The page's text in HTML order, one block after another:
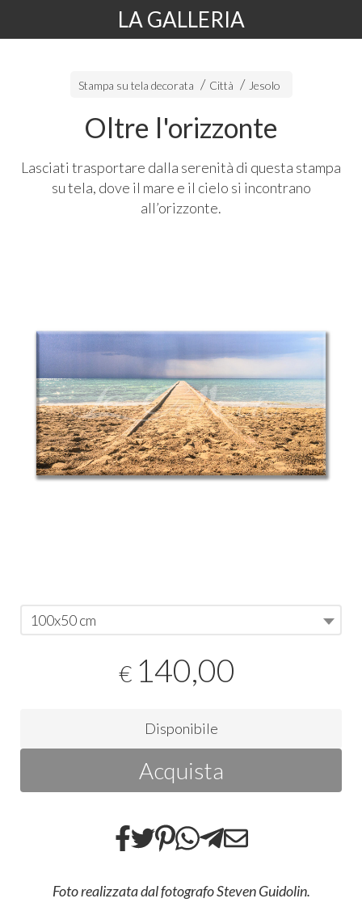
LA GALLERIA
Stampa su tela decorata Città Jesolo
Oltre l'orizzonte
Lasciati trasportare dalla serenità di questa stampa
su tela, dove il mare e il cielo si incontrano
all’orizzonte.
100x50 cm
€ 140,00
Disponibile
Acquista
Foto realizzata dal fotografo Steven Guidolin.